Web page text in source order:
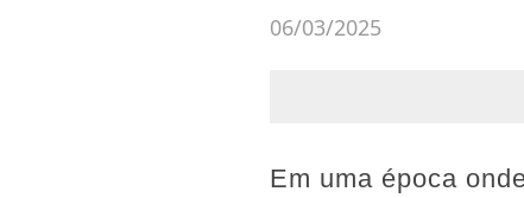
06/03/2025
Em uma época